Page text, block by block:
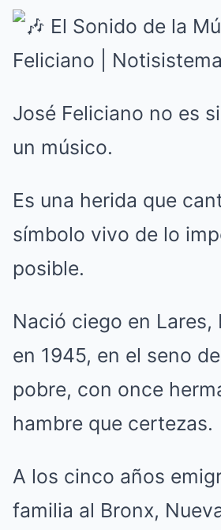
José Feliciano no es
un músico.
Es una herida que
símbolo vivo de lo
posible.
Nació ciego en Lares,
en 1945, en el seno
pobre, con once
hambre que certezas.
A los cinco años
familia al Bronx,